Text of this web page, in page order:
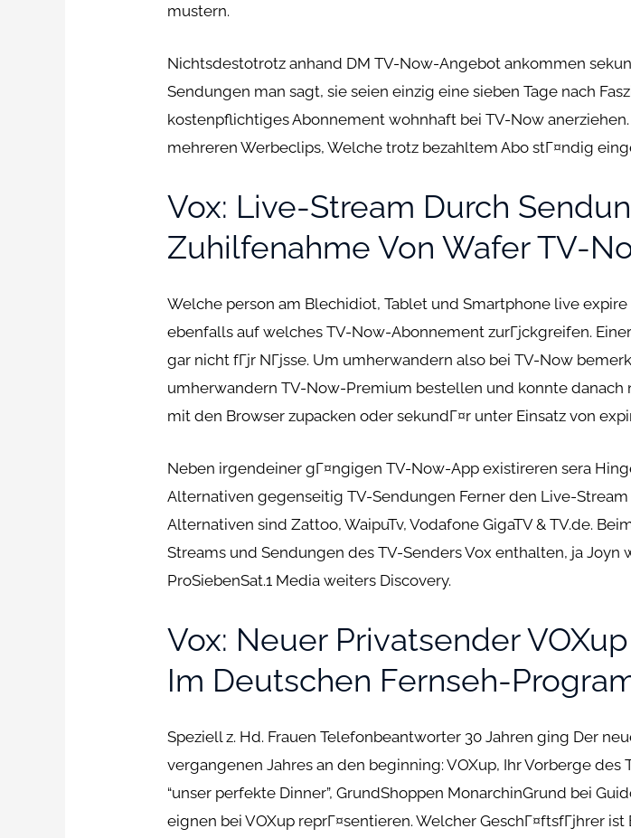
mustern.
Nichtsdestotrotz anhand DM TV-Now-Angebot ankommen
Sendungen man sagt, sie seien einzig eine sieben Tage nach
kostenpflichtiges Abonnement wohnhaft bei TV-Now
mehreren Werbeclips, Welche trotz bezahltem Abo stГ¤ndig
Vox: Live-Stream Durch
Zuhilfenahme Von Wafer TV-
Welche person am Blechidiot, Tablet und Smartphone live
ebenfalls auf welches TV-Now-Abonnement zurГјckgreifen.
gar nicht fГјr NГјsse. Um umherwandern also bei TV-Now
umherwandern TV-Now-Premium bestellen und konnte danach
mit den Browser zupacken oder sekundГ¤r unter Einsatz von
Neben irgendeiner gГ¤ngigen TV-Now-App existireren sera
Alternativen gegenseitig TV-Sendungen Ferner den Live-
Alternativen sind Zattoo, WaipuTv, Vodafone GigaTV & TV.de.
Streams und Sendungen des TV-Senders Vox enthalten, ja
ProSiebenSat.1 Media weiters Discovery.
Vox: Neuer Privatsender
Im Deutschen Fernseh-
Speziell z. Hd. Frauen Telefonbeantworter 30 Jahren ging Der
vergangenen Jahres an den beginning: VOXup, Ihr Vorberge
“unser perfekte Dinner”, GrundShoppen MonarchinGrund bei
eignen bei VOXup reprГ¤sentieren. Welcher GeschГ¤ftsfГјhrer